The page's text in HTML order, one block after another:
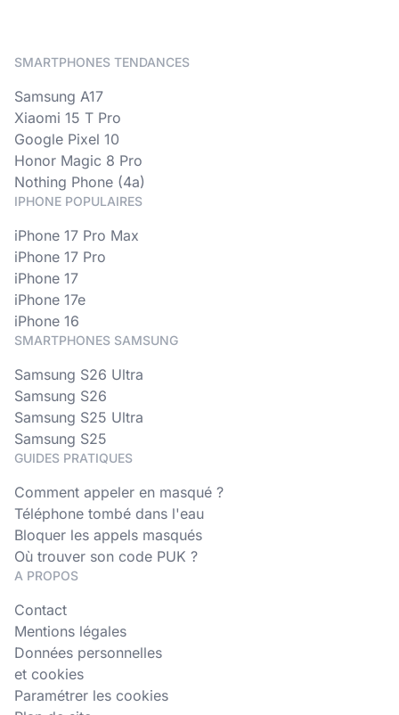
SMARTPHONES TENDANCES
Samsung A17
Xiaomi 15 T Pro
Google Pixel 10
Honor Magic 8 Pro
Nothing Phone (4a)
IPHONE POPULAIRES
iPhone 17 Pro Max
iPhone 17 Pro
iPhone 17
iPhone 17e
iPhone 16
SMARTPHONES SAMSUNG
Samsung S26 Ultra
Samsung S26
Samsung S25 Ultra
Samsung S25
GUIDES PRATIQUES
Comment appeler en masqué ?
Téléphone tombé dans l'eau
Bloquer les appels masqués
Où trouver son code PUK ?
A PROPOS
Contact
Mentions légales
Données personnelles
et cookies
Paramétrer les cookies